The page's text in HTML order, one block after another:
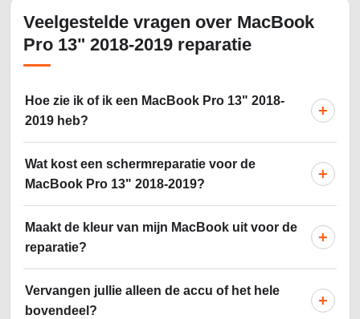
Veelgestelde vragen over MacBook
Pro 13" 2018-2019 reparatie
Hoe zie ik of ik een MacBook Pro 13" 2018-
2019 heb?
+
Wat kost een schermreparatie voor de
MacBook Pro 13" 2018-2019?
+
Maakt de kleur van mijn MacBook uit voor de
reparatie?
+
Vervangen jullie alleen de accu of het hele
bovendeel?
+